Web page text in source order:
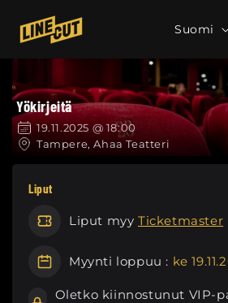
siirry
sisältöön
l
i
Suomi
Yökirjeitä
19.11.2025 @ 18:00
Tampere, Ahaa Teatteri
Liput
Liput myy Ticketmaster
Myynti loppuu : ke
Oletko kiinnostunut VIP-